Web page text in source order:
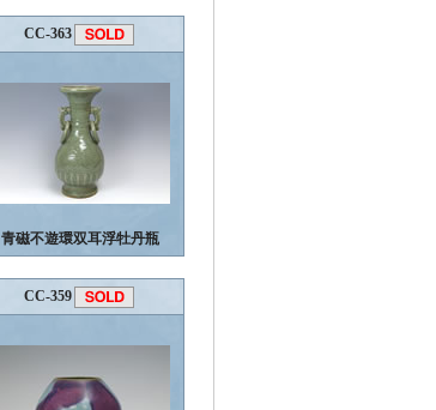
CC-363
青磁不遊環双耳浮牡丹瓶
CC-359